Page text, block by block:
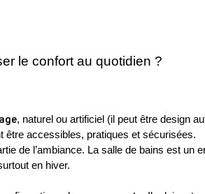
le confort au quotidien ?
, naturel ou artificiel (il peut être design
être accessibles, pratiques et sécurisées.
de l’ambiance. La salle de bains est un
en hiver.